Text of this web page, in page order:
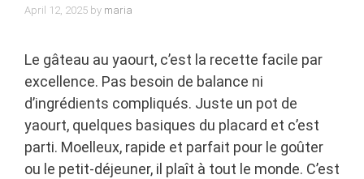
April 12, 2025 by maria
Le gâteau au yaourt, c’est la recette facile par
excellence. Pas besoin de balance ni
d’ingrédients compliqués. Juste un pot de
yaourt, quelques basiques du placard et c’est
parti. Moelleux, rapide et parfait pour le goûter
ou le petit-déjeuner, il plaît à tout le monde. C’est